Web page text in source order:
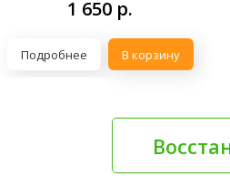
1 650 р.
Подробнее В корзину